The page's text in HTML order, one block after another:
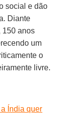
social e dão
Diante
150 anos
um
o
livre.
Índia quer